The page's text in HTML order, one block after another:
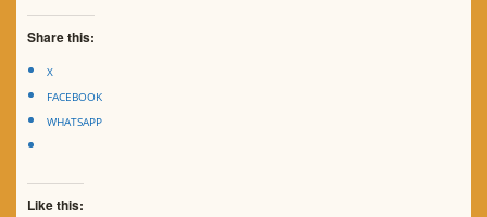
Share this:
X
FACEBOOK
WHATSAPP
Like this: